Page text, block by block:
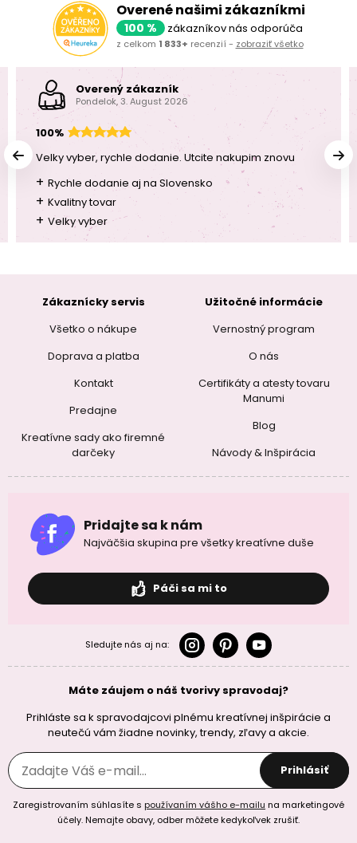
Overené našimi zákazníkmi
100 % zákazníkov nás odporúča
z celkom 1 833+ recenzií - zobraziť všetko
Overený zákazník
Pondelok, 3. August 2026
100%
Velky vyber, rychle dodanie. Utcite nakupim znovu
+ Rychle dodanie aj na Slovensko
+ Kvalitny tovar
+ Velky vyber
Zákaznícky servis
Všetko o nákupe
Doprava a platba
Kontakt
Predajne
Kreatívne sady ako firemné
darčeky
Užitočné informácie
Vernostný program
O nás
Certifikáty a atesty tovaru
Manumi
Blog
Návody & Inšpirácia
Pridajte sa k nám
Najväčšia skupina pre všetky kreatívne duše
Páči sa mi to
Sledujte nás aj na:
Máte záujem o náš tvorivy spravodaj?
Prihláste sa k spravodajcovi plnému kreatívnej inšpirácie a
neutečú vám žiadne novinky, trendy, zľavy a akcie.
Prihlásiť
Zaregistrovaním súhlasíte s používaním vášho e-mailu na marketingové
účely. Nemajte obavy, odber môžete kedykoľvek zrušiť.